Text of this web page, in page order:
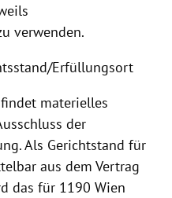
verwenden.
Erfüllungsort
materielles
der
. Als Gerichtstand für
aus dem Vertrag
das für 1190 Wien